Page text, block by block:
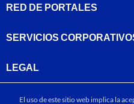
RED DE PORTALES
SERVICIOS
LEGAL
El uso de este sitio web implica la